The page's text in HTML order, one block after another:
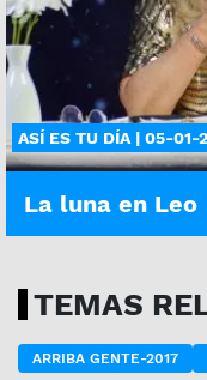
ASÍ ES TU DÍA | 05-01-
La luna en Leo
TEMAS
ARRIBA GENTE-2017